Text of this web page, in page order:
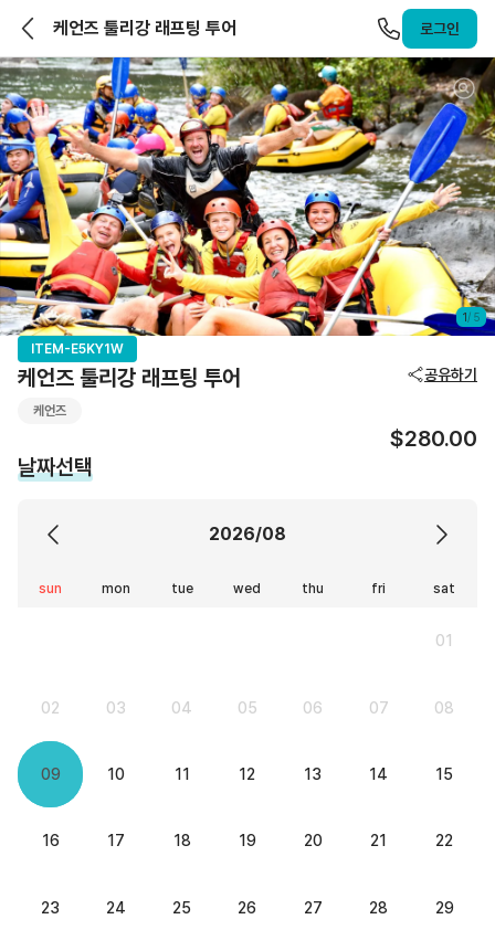
앨라호주 | ELLAHOJU
케언즈 툴리강 래프팅 투어 로그인
1/ 5
ITEM-E5KY1W
케언즈 툴리강 래프팅 투어 공유하기
케언즈
$280.00
날짜선택
2026/08
sun mon tue wed thu fri sat
01
02 03 04 05 06 07 08
09 10 11 12 13 14 15
16 17 18 19 20 21 22
23 24 25 26 27 28 29